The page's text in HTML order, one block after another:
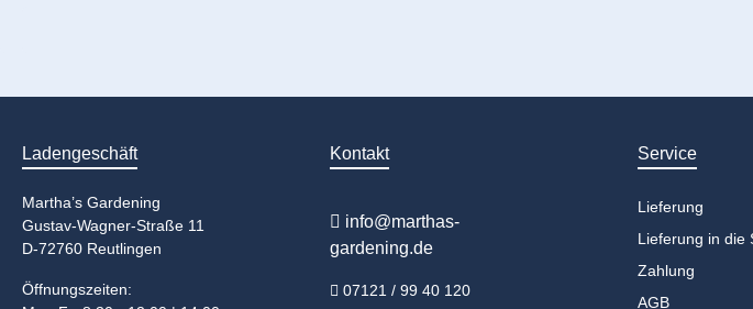
Ladengeschäft
Martha’s Gardening
Gustav-Wagner-Straße 11
D-72760 Reutlingen
Öffnungszeiten:
Service
Lieferung
Lieferung in die
Zahlung
AGB
Kontakt
info@marthas-
gardening.de
07121 / 99 40 120